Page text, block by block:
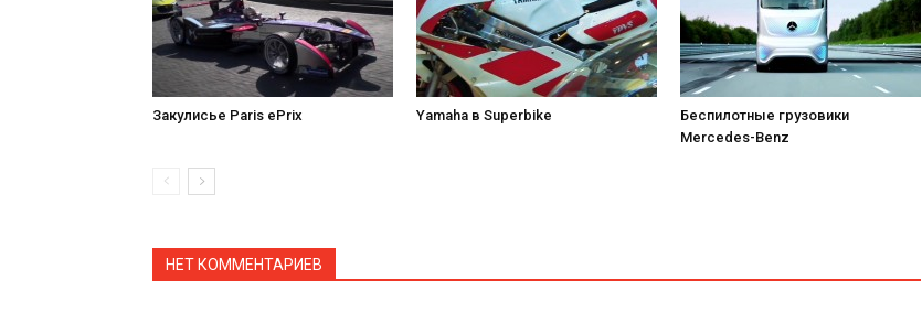
Закулисье Paris ePrix Yamaha в Superbike
Беспилотные грузовики
Mercedes-Benz
НЕТ КОММЕНТАРИЕВ